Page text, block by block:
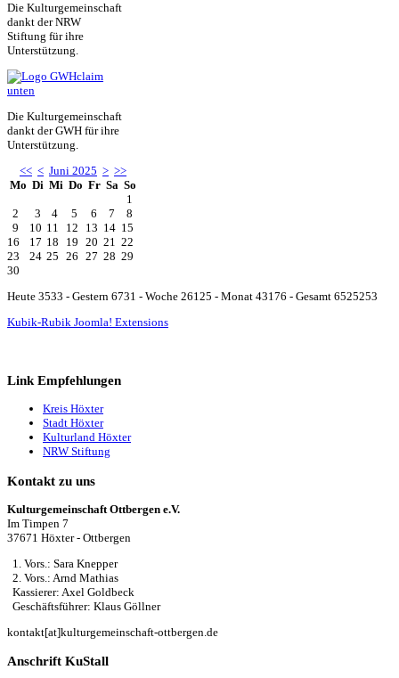
Die Kulturgemeinschaft
dankt der NRW
Stiftung für ihre
Unterstützung.
Die Kulturgemeinschaft
dankt der GWH für ihre
Unterstützung.
<< < Juni 2025 > >>
Mo Di Mi Do Fr Sa So
1
2
3 4 5 6 7
8
9
10 11 12 13 14 15
16
17 18 19 20 21 22
23
24 25 26 27 28 29
30
Heute 3533 - Gestern 6731 - Woche 26125 - Monat 43176 - Gesamt 6525253
Kubik-Rubik Joomla! Extensions
Link Empfehlungen
Kreis Höxter
Stadt Höxter
Kulturland Höxter
NRW Stiftung
Kontakt zu uns
Kulturgemeinschaft Ottbergen e.V.
Im Timpen 7
37671 Höxter - Ottbergen
1. Vors.: Sara Knepper
2. Vors.: Arnd Mathias
Kassierer: Axel Goldbeck
Geschäftsführer: Klaus Göllner
kontakt[at]kulturgemeinschaft-ottbergen.de
Anschrift KuStall